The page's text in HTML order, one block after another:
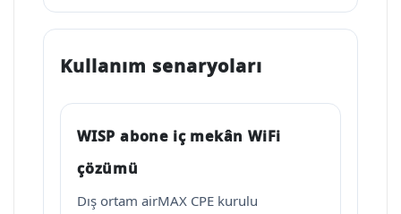
Kullanım senaryoları
WISP abone iç mekân WiFi
çözümü
Dış ortam airMAX CPE kurulu